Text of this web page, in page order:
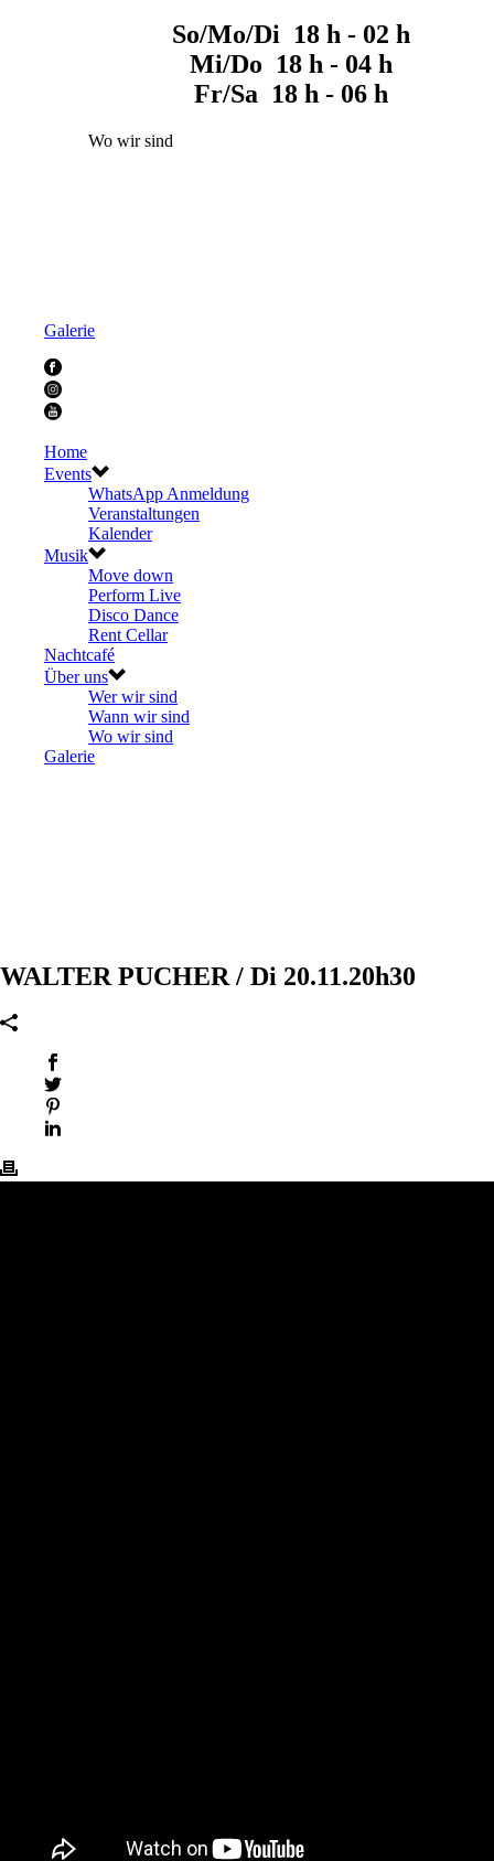
So/Mo/Di 18 h - 02 h
Mi/Do 18 h - 04 h
Fr/Sa 18 h - 06 h
Wo wir sind
Galerie
Home
Events
WhatsApp Anmeldung
Veranstaltungen
Kalender
Musik
Move down
Perform Live
Disco Dance
Rent Cellar
Nachtcafé
Über uns
Wer wir sind
Wann wir sind
Wo wir sind
Galerie
WALTER PUCHER / Di 20.11.20h30